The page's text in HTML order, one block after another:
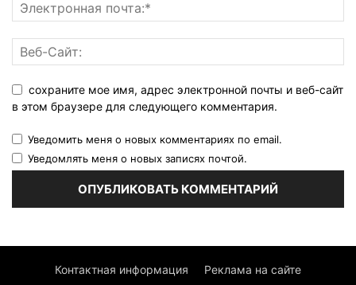
сохраните мое имя, адрес электронной почты и веб-сайт
в этом браузере для следующего комментария.
Уведомить меня о новых комментариях по email.
Уведомлять меня о новых записях почтой.
Контактная информация Реклама на сайте